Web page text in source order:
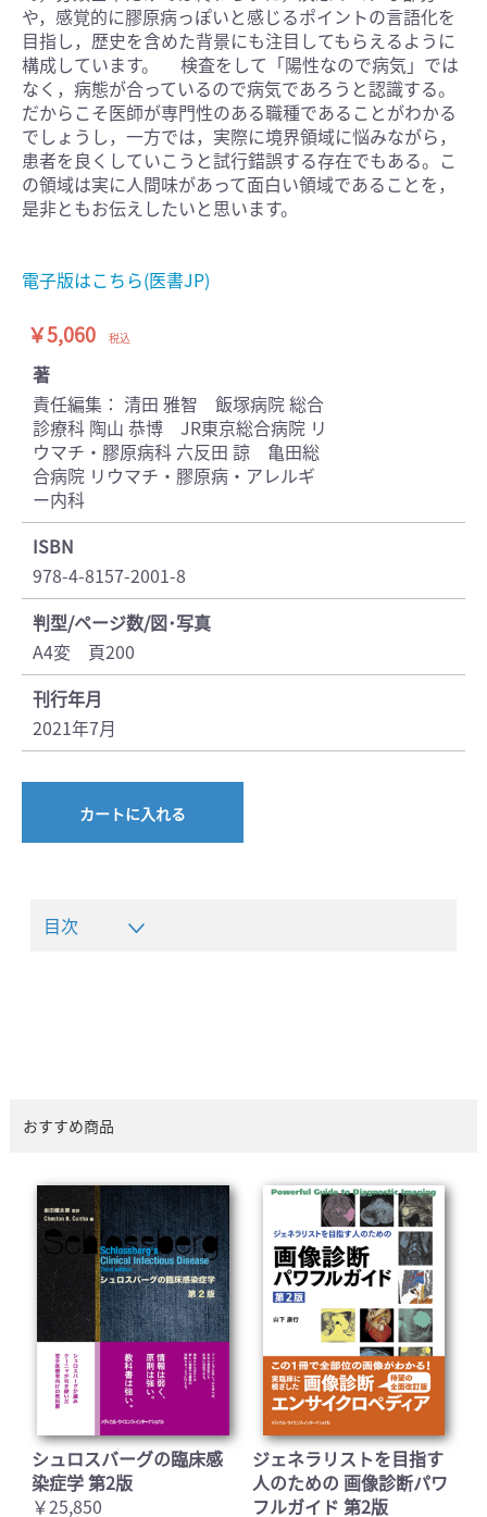
や，感覚的に膠原病っぽいと感じるポイントの言語化を
目指し，歴史を含めた背景にも注目してもらえるように
構成しています。 検査をして「陽性なので病気」では
なく，病態が合っているので病気であろうと認識する。
だからこそ医師が専門性のある職種であることがわかる
でしょうし，一方では，実際に境界領域に悩みながら，
患者を良くしていこうと試行錯誤する存在でもある。こ
の領域は実に人間味があって面白い領域であることを，
是非ともお伝えしたいと思います。
電子版はこちら(医書JP)
￥5,060 税込
著
責任編集： 清田 雅智 飯塚病院 総合
診療科 陶山 恭博 JR東京総合病院 リ
ウマチ・膠原病科 六反田 諒 亀田総
合病院 リウマチ・膠原病・アレルギ
ー内科
ISBN
978-4-8157-2001-8
判型/ページ数/図･写真
A4変 頁200
刊行年月
2021年7月
カートに入れる
目次
おすすめ商品
シュロスバーグの臨床感
染症学 第2版
￥25,850
ジェネラリストを目指す
人のための 画像診断パワ
フルガイド 第2版